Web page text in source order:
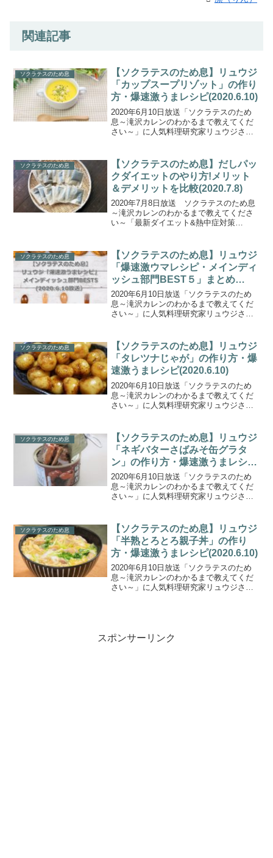
関連記事
ソクラテスのため息
【ソクラテスのため息】リュウジ
「カップスープリゾット」の作り
方・爆速激うまレシピ(2020.6.10)
2020年6月10日放送「ソクラテスのため
息～滝沢カレンのわかるまで教えてくだ
さい～」に人気料理研究家リュウジさん
さんが考案した爆速激ウマレシピをエハ
ラマサヒロさん一家...
ソクラテスのため息
【ソクラテスのため息】だしパッ
クダイエットのやり方!メリット
＆デメリットを比較(2020.7.8)
2020年7月8日放送 ソクラテスのため息
～滝沢カレンのわかるまで教えてくださ
い～「最新ダイエット&熱中症対策
デメリットを比較解説！今年の夏の新定
番となるダイエット事情...
ソクラテスのため息
【ソクラテスのため息】リュウジ
「爆速激ウマレシピ・メインディ
ッシュ部門BEST５」まとめ
(2020.6.10)
2020年6月10日放送「ソクラテスのため
息～滝沢カレンのわかるまで教えてくだ
さい～」に人気料理研究家リュウジさん
さんが考案した爆速激ウマレシピをエハ
ラマサヒロさん一家...
ソクラテスのため息
【ソクラテスのため息】リュウジ
「タレツナじゃが」の作り方・爆
速激うまレシピ(2020.6.10)
2020年6月10日放送「ソクラテスのため
息～滝沢カレンのわかるまで教えてくだ
さい～」に人気料理研究家リュウジさん
さんが考案した爆速激ウマレシピをエハ
ラマサヒロさん一家...
ソクラテスのため息
【ソクラテスのため息】リュウジ
「ネギバターさばみそ缶グラタ
ン」の作り方・爆速激うまレシピ
(2020.6.10)
2020年6月10日放送「ソクラテスのため
息～滝沢カレンのわかるまで教えてくだ
さい～」に人気料理研究家リュウジさん
さんが考案した爆速激ウマレシピをエハ
ラマサヒロさん一家...
ソクラテスのため息
【ソクラテスのため息】リュウジ
「半熟とろとろ親子丼」の作り
方・爆速激うまレシピ(2020.6.10)
2020年6月10日放送「ソクラテスのため
息～滝沢カレンのわかるまで教えてくだ
さい～」に人気料理研究家リュウジさん
スポンサーリンク